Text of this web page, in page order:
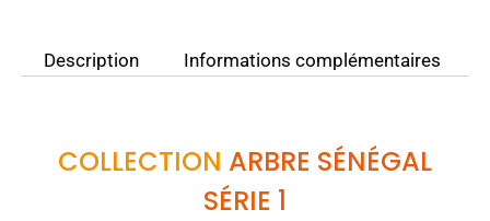
Description Informations complémentaires
COLLECTION ARBRE SÉNÉGAL
SÉRIE 1